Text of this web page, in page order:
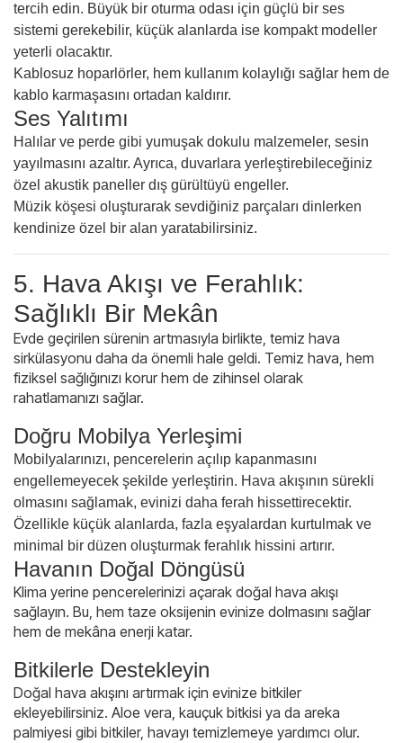
tercih edin. Büyük bir oturma odası için güçlü bir ses
sistemi gerekebilir, küçük alanlarda ise kompakt modeller
yeterli olacaktır.
Kablosuz hoparlörler, hem kullanım kolaylığı sağlar hem de
kablo karmaşasını ortadan kaldırır.
Ses Yalıtımı
Halılar ve perde gibi yumuşak dokulu malzemeler, sesin
yayılmasını azaltır. Ayrıca, duvarlara yerleştirebileceğiniz
özel akustik paneller dış gürültüyü engeller.
Müzik köşesi oluşturarak sevdiğiniz parçaları dinlerken
kendinize özel bir alan yaratabilirsiniz.
5. Hava Akışı ve Ferahlık:
Sağlıklı Bir Mekân
Evde geçirilen sürenin artmasıyla birlikte, temiz hava
sirkülasyonu daha da önemli hale geldi. Temiz hava, hem
fiziksel sağlığınızı korur hem de zihinsel olarak
rahatlamanızı sağlar.
Doğru Mobilya Yerleşimi
Mobilyalarınızı, pencerelerin açılıp kapanmasını
engellemeyecek şekilde yerleştirin. Hava akışının sürekli
olmasını sağlamak, evinizi daha ferah hissettirecektir.
Özellikle küçük alanlarda, fazla eşyalardan kurtulmak ve
minimal bir düzen oluşturmak ferahlık hissini artırır.
Havanın Doğal Döngüsü
Klima yerine pencerelerinizi açarak doğal hava akışı
sağlayın. Bu, hem taze oksijenin evinize dolmasını sağlar
hem de mekâna enerji katar.
Bitkilerle Destekleyin
Doğal hava akışını artırmak için evinize bitkiler
ekleyebilirsiniz. Aloe vera, kauçuk bitkisi ya da areka
palmiyesi gibi bitkiler, havayı temizlemeye yardımcı olur.